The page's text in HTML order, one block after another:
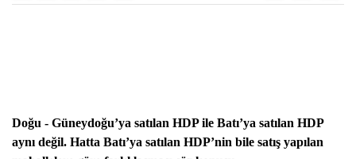
Doğu - Güneydoğu’ya satılan HDP ile Batı’ya satılan HDP
aynı değil. Hatta Batı’ya satılan HDP’nin bile satış yapılan